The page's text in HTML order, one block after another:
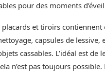
pour des moments
placards et tiroirs
capsules de lessive,
cassables. L’idéal est de
n’est pas toujours